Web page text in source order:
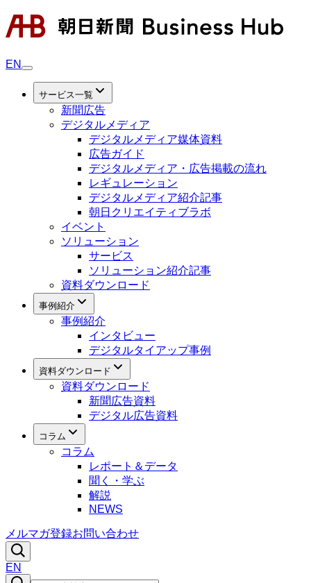
EN
サービス一覧
新聞広告
デジタルメディア
デジタルメディア媒体資料
広告ガイド
デジタルメディア・広告掲載の流れ
レギュレーション
デジタルメディア紹介記事
朝日クリエイティブラボ
イベント
ソリューション
サービス
ソリューション紹介記事
資料ダウンロード
事例紹介
事例紹介
インタビュー
デジタルタイアップ事例
資料ダウンロード
資料ダウンロード
新聞広告資料
デジタル広告資料
コラム
コラム
レポート＆データ
聞く・学ぶ
解説
NEWS
メルマガ登録お問い合わせ
EN